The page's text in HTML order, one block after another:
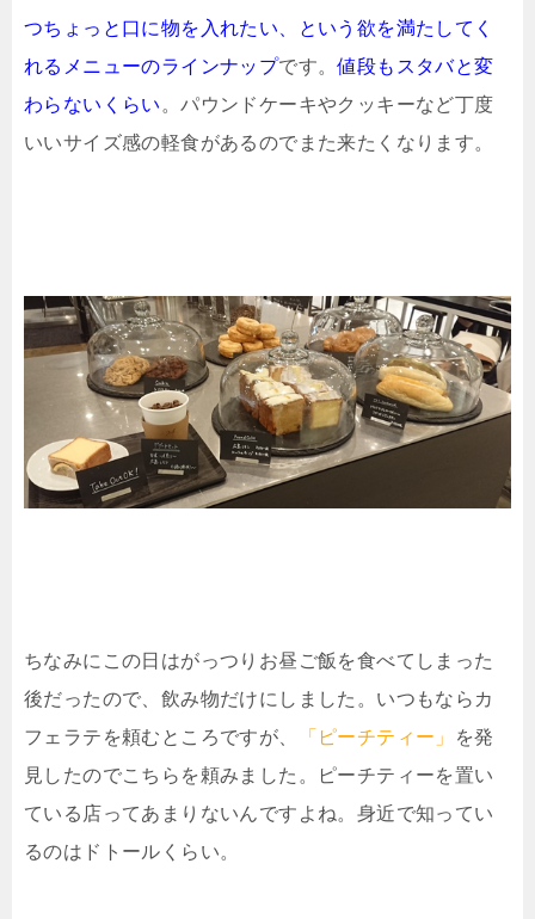
つちょっと口に物を入れたい、という欲を満たしてく
れるメニューのラインナップです。値段もスタバと変
わらないくらい 。パウンドケーキやクッキーなど丁度
いいサイズ感の軽食があるのでまた来たくなります。
ちなみにこの日はがっつりお昼ご飯を食べてしまった
後だったので、飲み物だけにしました。いつもならカ
フェラテを頼むところですが、
「ピーチティー」
を発
見したのでこちらを頼みました。ピーチティーを置い
ている店ってあまりないんですよね。身近で知ってい
るのはドトールくらい。